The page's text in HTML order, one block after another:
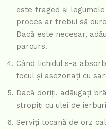
este fraged și
proces ar trebui să
Dacă este necesar,
parcurs.
Când lichidul s-a
focul și asezonați cu
Dacă doriți, adăugați
stropiți cu ulei de
Serviți tocană de orz